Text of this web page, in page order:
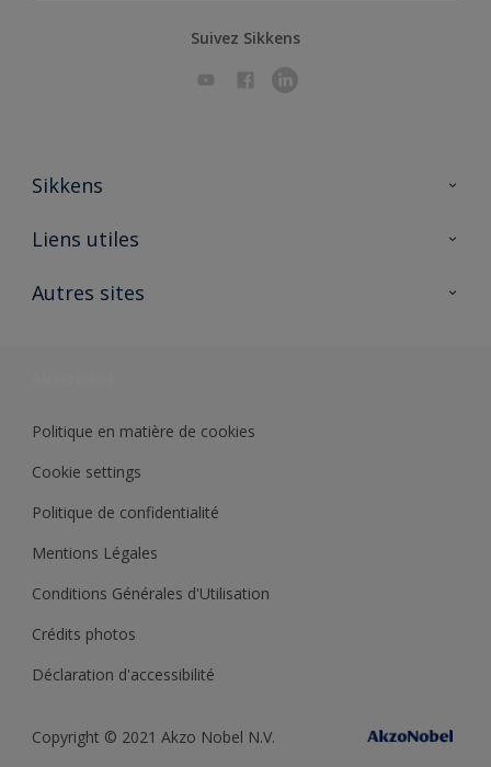
Suivez Sikkens
Sikkens
A propos de Sikkens
Liens utiles
Ouvrir un magasin PASS
Autres sites
Politique en matière de cookies
Cookie settings
Politique de confidentialité
Mentions Légales
Conditions Générales d'Utilisation
Crédits photos
Déclaration d'accessibilité
Copyright © 2021 Akzo Nobel N.V.